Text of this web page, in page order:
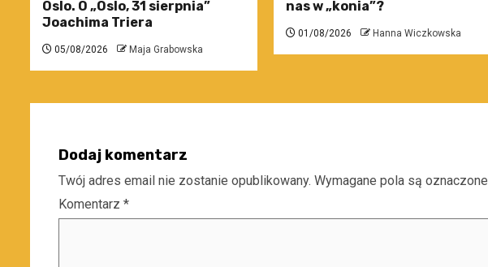
Oslo. O „Oslo, 31 sierpnia”
Joachima Triera
05/08/2026 Maja Grabowska
nas w „konia”?
01/08/2026 Hanna Wiczkowska
Dodaj komentarz
Twój adres email nie zostanie opublikowany. Wymagane pola są oznaczone
Komentarz *